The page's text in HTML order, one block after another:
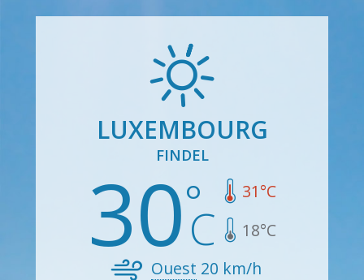
LUXEMBOURG
FINDEL
30 31°C
18°C
Ouest 20 km/h